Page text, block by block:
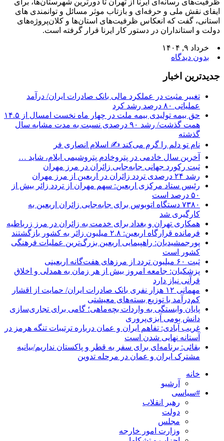
ایفای نقش ملی و حرفه‌ای و بازتاب موثر مسائل و توانمندی های
استانی، گفت که انعکاس ظرفیت‌های استان‌ها و کلان‌پروژه‌های
دولت و استانداران در دستور کار ایرنا قرار گرفته است.
خرداد ۹, ۱۴۰۴
بدون دیدگاه
جديدترين اخبار
تغییر مثبت در عملکرد مالی بانک صادرات ایران/ درآمد
عملیاتی ۸۰ درصد رشد کرد
حق بیمه تولیدی بیمه ملت در چهار ماه نخست امسال از ۱۴.۵
همت گذشت/ رشد ۹۰ درصدی نسبت به مدت مشابه سال
گذشته
نام تو دلم را گرم می‌کند ✍️ اسلام انصاری فر
آخرین سال خادمی در پتروخادم پتروشیمی ایلام، شاید …
ثبت رکورد جهانی جابه‌جایی زائران در مرز مهران
رشد ۲۴ درصدی تردد زائران در اربعین از مرز مهران
رئیس ستاد مرکزی اربعین: سهم مهران از تردد زائر بیش از
۵۰ درصد است
۷۳۸۰ دستگاه اتوبوس برای جابه‌جایی زائران اربعین به‌
کارگیری شد
همکاری تهران و بغداد برای خدمت به زائران در مرز زرباطیه
فرمانده قرارگاه اربعین: ۲.۸ میلیون زائر به کشور بازگشتند
پورجمشیدیان: راهپیمایی اربعین بزرگ‌ترین عملیات فرهنگی
کشور است
ثبت ۶۰ میلیون تردد از مرزهای هفت‌گانه اربعینی
پزشکیان: جامعه امروز بیش از هر زمان به همدلی و اخلاق
قرآنی نیاز دارد
مهمانی ۱۲ هزار نفری بانک صادرات ایران/ حمایت از اقشار
کم‌درآمد با توزیع بسته‌های معیشتی
پایان وابستگی به واردات بچه‌ماهی؛ گامی برای تجاری‌سازی
دانش بومی آبزی‌پروری
غریب آبادی: تفاهم ایران و عمان درباره ترتیبات تنگه هرمز در
آستانه نهایی شدن است
بقائی: برنامه‌ای برای سفر به قطر و پاکستان نداریم/بیانیه
مشترک ایران و عمان در مرحله تدوین
خانه
آرشیو
#سیاسی
رهبر انقلاب
دولت
مجلس
وزارت امور خارجه